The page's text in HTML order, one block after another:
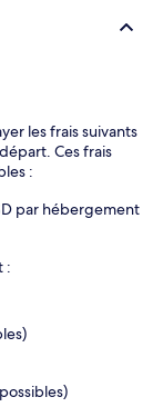
les frais suivants
Ces frais
:
par hébergement
: